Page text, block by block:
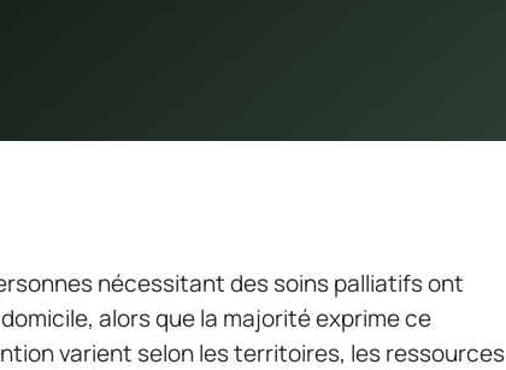
nécessitant des soins palliatifs ont
alors que la majorité exprime ce
varient selon les territoires, les ressources